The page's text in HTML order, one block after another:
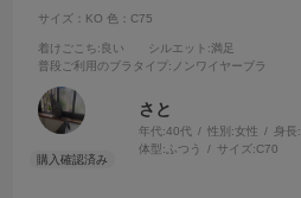
サイズ：KO 色：C75
着けごこち:良い シルエット :満足
普段ご利用のブラタイプ :ノンワイヤーブラ
さと
年代:40代 性別:女性 身長:
体型: ふつう サイズ:C70